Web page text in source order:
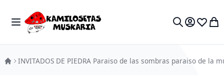
Toggle Nav
My
INVITADOS DE PIEDRA Paraiso de las sombras paraiso de la